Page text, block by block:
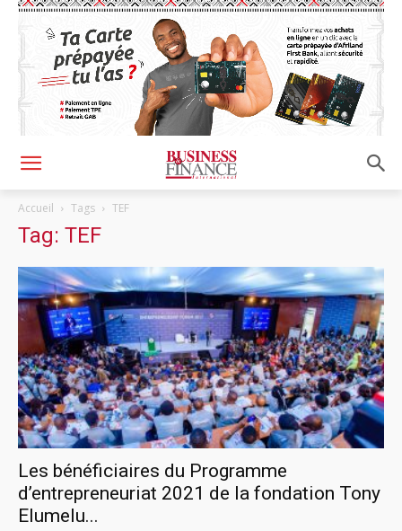
Accueil Tags TEF
Tag: TEF
Les bénéficiaires du Programme
d’entrepreneuriat 2021 de la fondation Tony
Elumelu...